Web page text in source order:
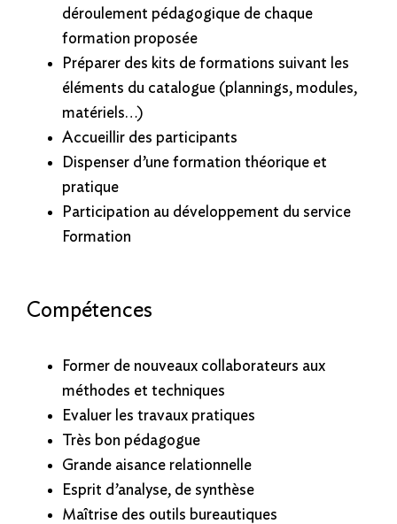
déroulement pédagogique de chaque
formation proposée
Préparer des kits de formations suivant les
éléments du catalogue (plannings, modules,
matériels…)
Accueillir des participants
Dispenser d’une formation théorique et
pratique
Participation au développement du service
Formation
Compétences
Former de nouveaux collaborateurs aux
méthodes et techniques
Evaluer les travaux pratiques
Très bon pédagogue
Grande aisance relationnelle
Esprit d’analyse, de synthèse
Maîtrise des outils bureautiques